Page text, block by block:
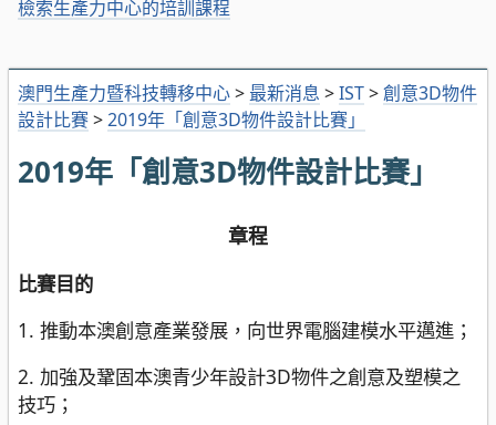
澳門生產力暨科技轉移中心> 最新消息 >IST>創意3D物件
設計比賽>2019年「創意3D物件設計比賽」
2019年「創意3D物件設計比賽」
章程
比賽目的
1. 推動本澳創意產業發展，向世界電腦建模水平邁進；
2. 加強及鞏固本澳青少年設計3D物件之創意及塑模之
技巧；
檢索生產力中心的培訓課程